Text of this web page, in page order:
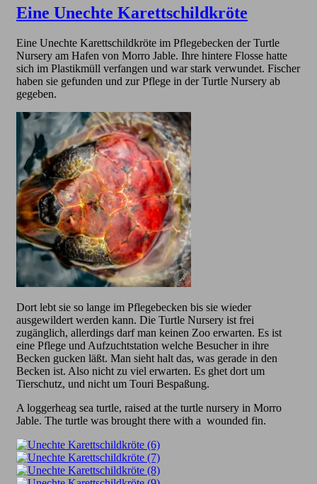
Eine Unechte Karettschildkröte
Eine Unechte Karettschildkröte im Pflegebecken der Turtle
Nursery am Hafen von Morro Jable. Ihre hintere Flosse hatte
sich im Plastikmüll verfangen und war stark verwundet. Fischer
haben sie gefunden und zur Pflege in der Turtle Nursery ab
gegeben.
Dort lebt sie so lange im Pflegebecken bis sie wieder
ausgewildert werden kann. Die Turtle Nursery ist frei
zugänglich, allerdings darf man keinen Zoo erwarten. Es ist
eine Pflege und Aufzuchtstation welche Besucher in ihre
Becken gucken läßt. Man sieht halt das, was gerade in den
Becken ist. Also nicht zu viel erwarten. Es ghet dort um
Tierschutz, und nicht um Touri Bespaßung.
A loggerheag sea turtle, raised at the turtle nursery in Morro
Jable. The turtle was brought there with a wounded fin.